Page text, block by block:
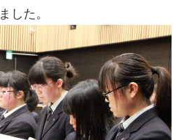
した。